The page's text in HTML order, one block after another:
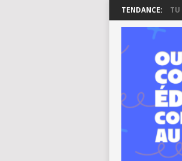
TENDANCE: TU